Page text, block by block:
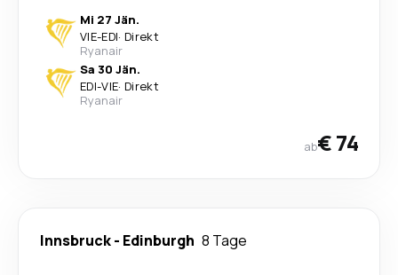
Mi 27 Jän.
VIE-EDI· Direkt
Ryanair
Sa 30 Jän.
EDI-VIE· Direkt
Ryanair
ab€ 74
Innsbruck- Edinburgh 8 Tage